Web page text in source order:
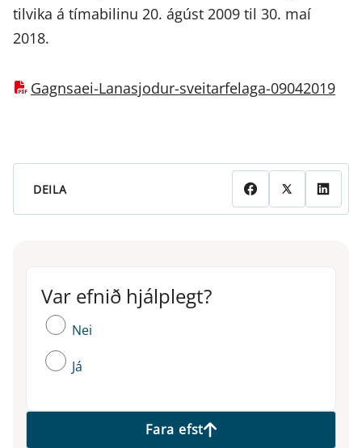
tilvika á tímabilinu 20. ágúst 2009 til 30. maí
2018.
Gagnsaei-Lanasjodur-sveitarfelaga-09042019
DEILA
Var efnið hjálplegt?
Var efnið hjálplegt?
Nei
Já
Fara efst